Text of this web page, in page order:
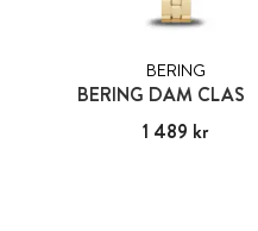
BERING
BERING DAM
Pris :1 489 kr
1 489 kr